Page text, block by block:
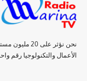
نحن نؤثر على
الأعمال والتكنولوجيا رقم